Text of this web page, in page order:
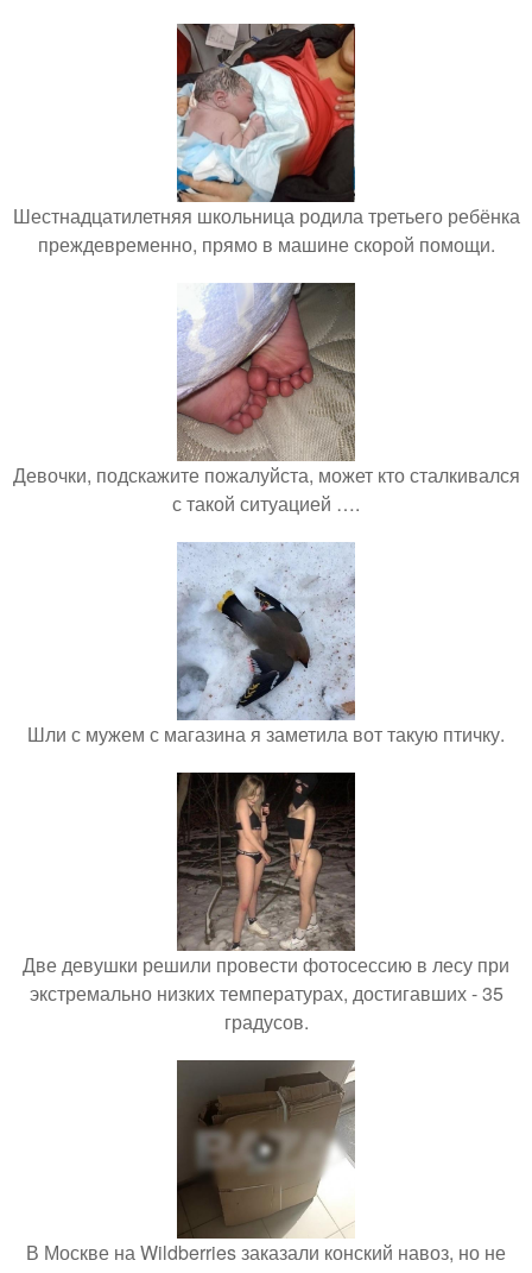
Шестнадцатилетняя школьница родила третьего ребёнка
преждевременно, прямо в машине скорой помощи.
Девочки, подскажите пожалуйста, может кто сталкивался
с такой ситуацией ….
Шли с мужем с магазина я заметила вот такую птичку.
Две девушки решили провести фотосессию в лесу при
экстремально низких температурах, достигавших - 35
градусов.
В Москве на Wildberries заказали конский навоз, но не